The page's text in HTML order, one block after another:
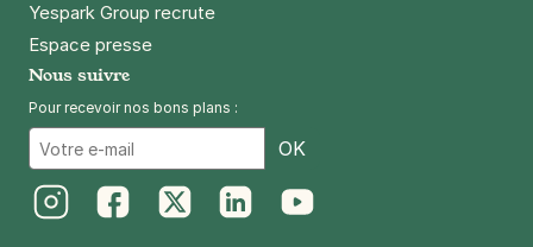
Paris - Porte de Versailles - Paris
4,4(599 avis)
4,50 €/heure 135 €/semaine
Réserver
Yespark Group recrute
Espace presse
Nous suivre
Pour recevoir nos bons plans :
OK